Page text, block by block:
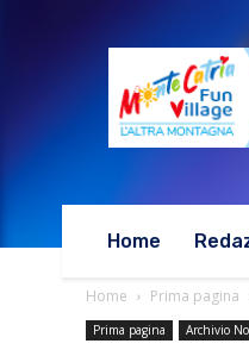
Home
Home Prima pagina
Prima pagina Archivio